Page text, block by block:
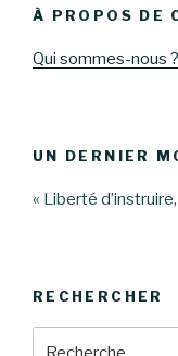
À PROPOS DE
Qui sommes-nous ?
UN DERNIER
« Liberté
RECHERCHER